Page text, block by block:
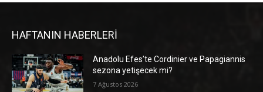
HAFTANIN HABERLERİ
Anadolu Efes’te Cordinier ve Papagiannis
sezona yetişecek mi?
7 Ağustos 2026